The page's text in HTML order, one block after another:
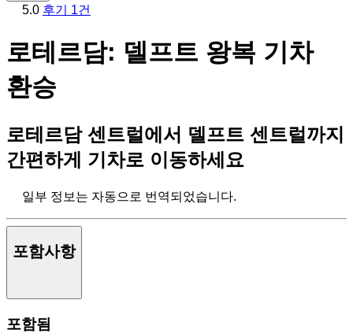
5.0 후기 1건
로테르담: 델프트 왕복 기차
환승
로테르담 센트럴에서 델프트 센트럴까지
간편하게 기차로 이동하세요
일부 정보는 자동으로 번역되었습니다.
포함사항
포함됨